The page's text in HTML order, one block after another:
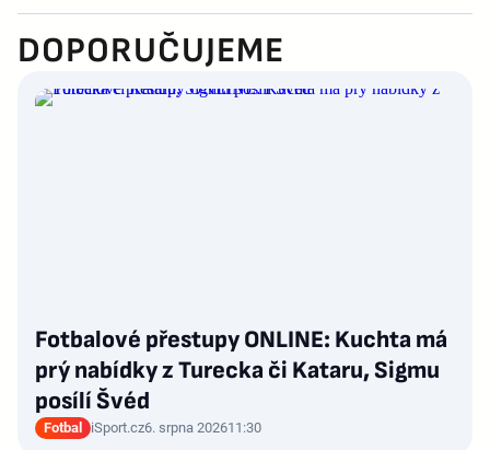
DOPORUČUJEME
Fotbalové přestupy ONLINE: Kuchta má
prý nabídky z Turecka či Kataru, Sigmu
posílí Švéd
Fotbal iSport.cz6. srpna 202611:30